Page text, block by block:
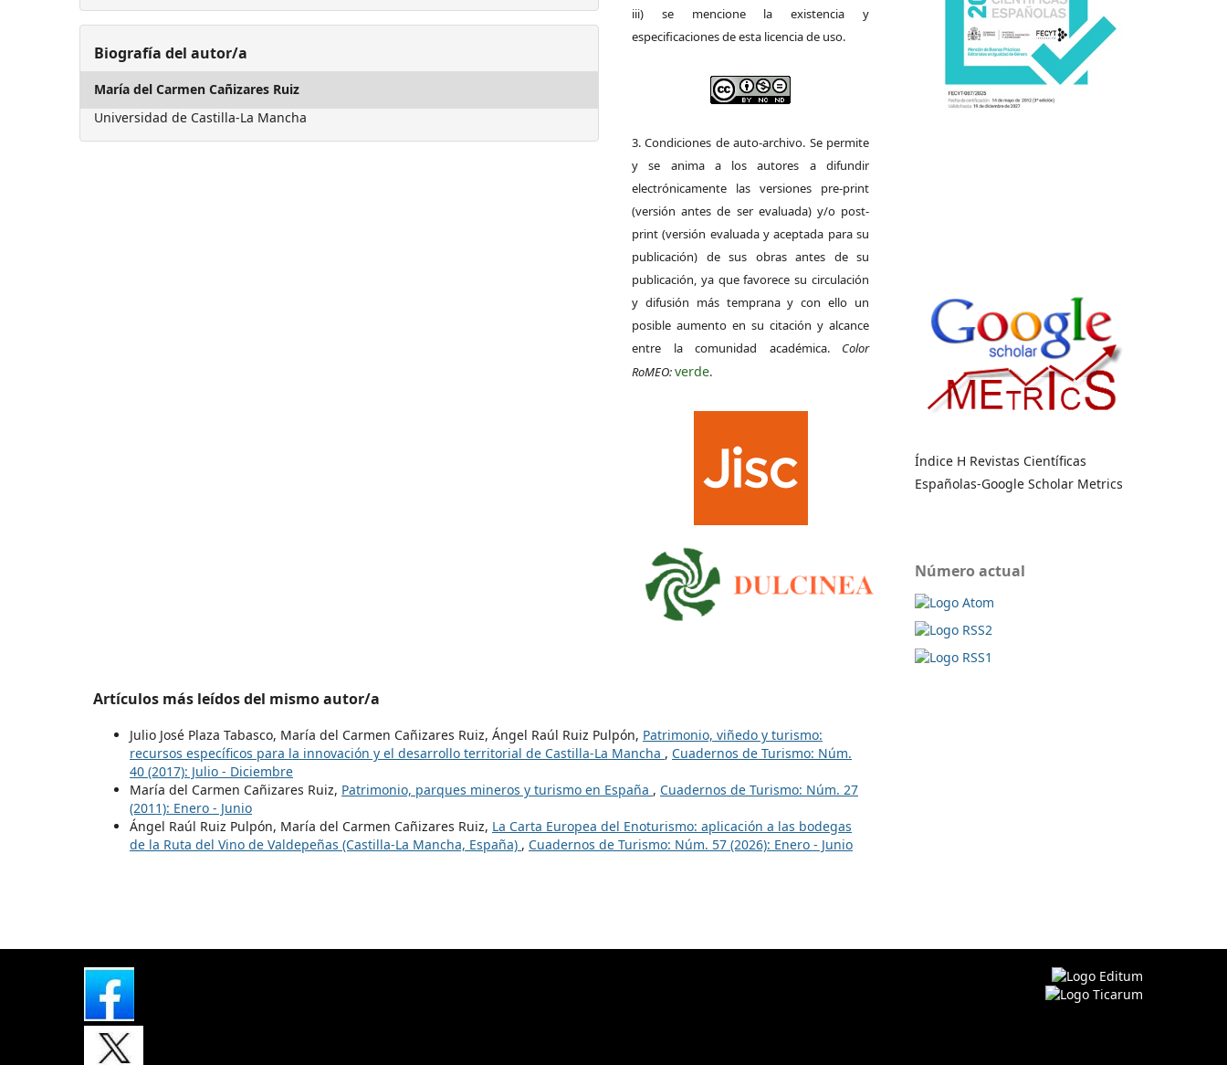
Biografía del autor/a
María del Carmen Cañizares Ruiz
Universidad de Castilla-La Mancha
iii) se mencione la existencia y
especificaciones de esta licencia de uso.
3. Condiciones de auto-archivo. Se permite
y se anima a los autores a difundir
electrónicamente las versiones pre-print
(versión antes de ser evaluada) y/o post-
print (versión evaluada y aceptada para su
publicación) de sus obras antes de su
publicación, ya que favorece su circulación
y difusión más temprana y con ello un
posible aumento en su citación y alcance
entre la comunidad académica. Color
RoMEO:verde.
Artículos más leídos del mismo autor/a
Julio José Plaza Tabasco, María del Carmen Cañizares Ruiz, Ángel Raúl Ruiz Pulpón, Patrimonio, viñedo y turismo:
recursos específicos para la innovación y el desarrollo territorial de Castilla-La Mancha , Cuadernos de Turismo: Núm.
40 (2017): Julio - Diciembre
María del Carmen Cañizares Ruiz, Patrimonio, parques mineros y turismo en España , Cuadernos de Turismo: Núm. 27
(2011): Enero - Junio
Ángel Raúl Ruiz Pulpón, María del Carmen Cañizares Ruiz, La Carta Europea del Enoturismo: aplicación a las bodegas
de la Ruta del Vino de Valdepeñas (Castilla-La Mancha, España) , Cuadernos de Turismo: Núm. 57 (2026): Enero - Junio
Índice H Revistas Científicas
Españolas-Google Scholar Metrics
Número actual